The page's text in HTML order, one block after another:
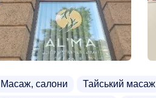
Масаж, салони Тайський масаж